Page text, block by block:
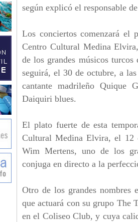
según explicó el responsable
Los conciertos comenzará el
Centro Cultural Medina
de los grandes músicos
seguirá, el 30 de octubre, a
cantante madrileño Quique
Daiquiri blues.
El plato fuerte de esta
Cultural Medina Elvira, el 12
Wim Mertens, uno de los
conjuga en directo a la
Otro de los grandes nombres
que actuará con su grupo The
en el Coliseo Club, y cuya